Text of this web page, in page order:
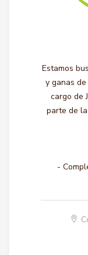
Estamos
y ganas
cargo de
parte de
-